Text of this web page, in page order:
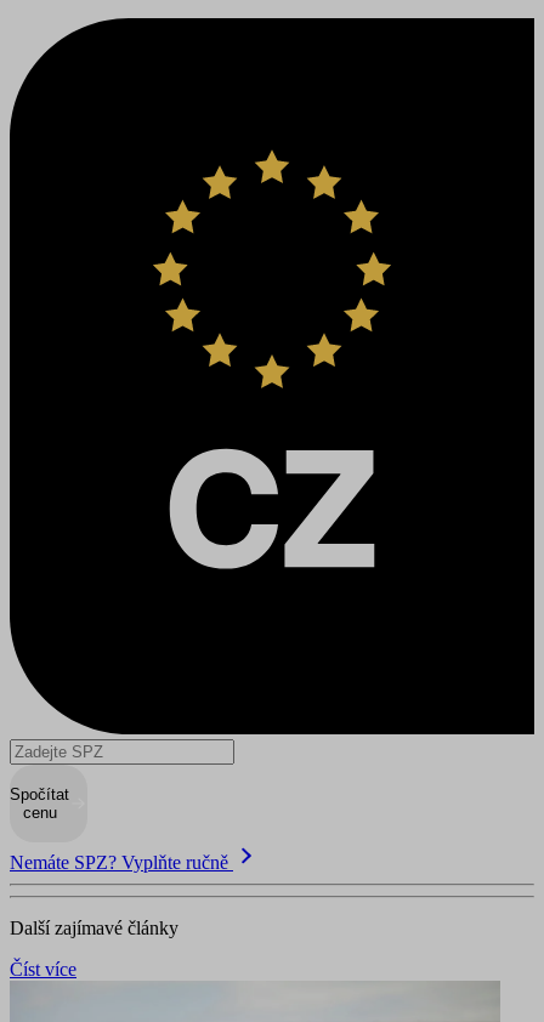
Spočítat
cenu
Nemáte SPZ? Vyplňte ručně
Další zajímavé články
Číst více